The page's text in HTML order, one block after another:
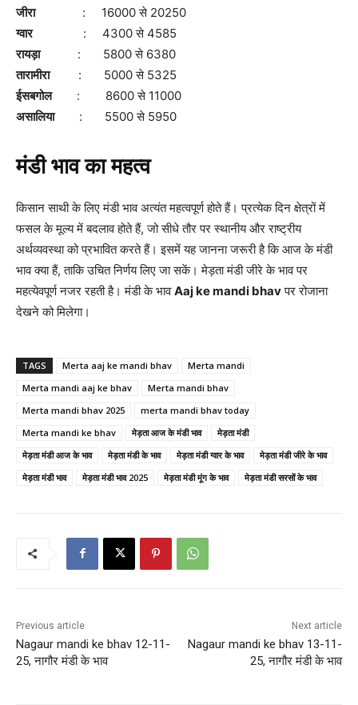
जीरा : 16000 से 20250
ग्वार
: 4300 से 4585
रायड़ा : 5800 से 6380
तारामीरा: 5000 से 5325
ईसबगोल
: 8600 से 11000
असालिया : 5500 से 5950
मंडी भाव का महत्व
किसान साथी के लिए मंडी भाव अत्यंत महत्वपूर्ण होते हैं। प्रत्येक दिन क्षेत्रों में
फसल के मूल्य में बदलाव होते हैं, जो सीधे तौर पर स्थानीय और राष्ट्रीय
अर्थव्यवस्था को प्रभावित करते हैं। इसमें यह जानना जरूरी है कि आज के मंडी
भाव क्या हैं, ताकि उचित निर्णय लिए जा सकें। मेड़ता मंडी जीरे के भाव पर
महत्येवपूर्ण नजर रहती है। मंडी के भावAaj ke mandi bhavपर रोजाना
देखने को मिलेगा।
TAGS Merta aaj ke mandi bhav
Merta mandi
Merta mandi aaj ke bhav
Merta mandi bhav
Merta mandi bhav 2025
merta mandi bhav today
Merta mandi ke bhav
मेड़ता आज के मंडी भाव
मेड़ता मंडी
मेड़ता मंडी आज के भाव
मेड़ता मंडी के भाव मेड़ता मंडी ग्वार के भाव
मेड़ता मंडी जीरे के भाव
मेड़ता मंडी भाव
मेड़ता मंडी भाव 2025 मेड़ता मंडी मूंग के भाव मेड़ता मंडी सरसों के भाव
Previous article
Nagaur mandi ke bhav 12-11-
25, नागौर मंडी के भाव
Next article
Nagaur mandi ke bhav 13-11-
25, नागौर मंडी के भाव